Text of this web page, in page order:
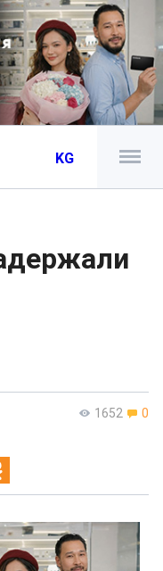
KG
1652 0